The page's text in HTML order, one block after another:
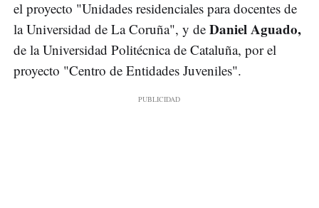
el proyecto "Unidades residenciales para docentes de
la Universidad de La Coruña", y de Daniel Aguado,
de la Universidad Politécnica de Cataluña, por el
proyecto "Centro de Entidades Juveniles".